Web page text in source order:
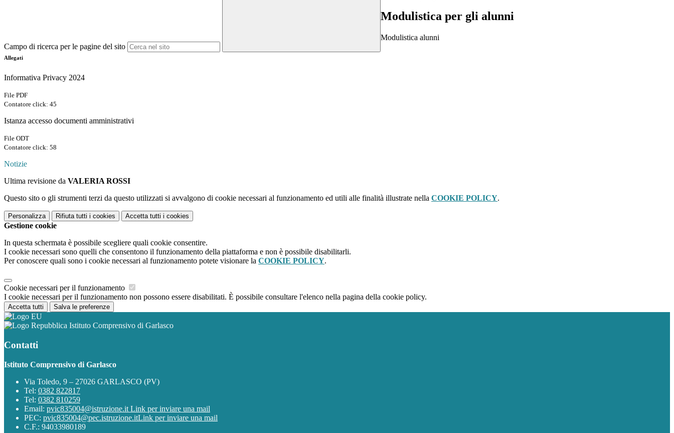
Campo di ricerca per le pagine del sito
Modulistica per gli alunni
Modulistica alunni
Allegati
Informativa Privacy 2024
File PDF
Contatore click: 45
Istanza accesso documenti amministrativi
File ODT
Contatore click: 58
Notizie
Ultima revisione da VALERIA ROSSI
Questo sito o gli strumenti terzi da questo utilizzati si avvalgono di cookie necessari al funzionamento ed utili alle finalità illustrate nella COOKIE POLICY.
Personalizza Rifiuta tutti i cookies Accetta tutti i cookies
Gestione cookie
In questa schermata è possibile scegliere quali cookie consentire.
I cookie necessari sono quelli che consentono il funzionamento della piattaforma e non è possibile disabilitarli.
Per conoscere quali sono i cookie necessari al funzionamento potete visionare la COOKIE POLICY.
Cookie necessari per il funzionamento
I cookie necessari per il funzionamento non possono essere disabilitati. È possibile consultare l'elenco nella pagina della cookie policy.
Accetta tutti Salva le preferenze
Istituto Comprensivo di Garlasco
Contatti
Istituto Comprensivo di Garlasco
Via Toledo, 9 – 27026 GARLASCO (PV)
Tel: 0382 822817
Tel: 0382 810259
Email: pvic835004@istruzione.it Link per inviare una mail
PEC: pvic835004@pec.istruzione.itLink per inviare una mail
C.F.: 94033980189